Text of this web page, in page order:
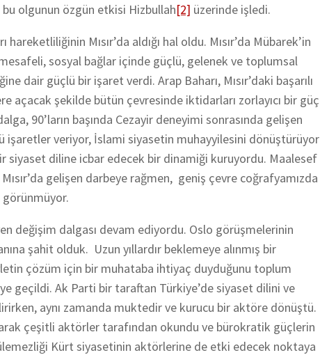
olgunun özgün etkisi Hizbullah[2] üzerinde işledi.
Mısır’da aldığı hal oldu. Mısır’da Mübarek’in
sosyal bağlar içinde güçlü, gelenek ve toplumsal
güçlü bir işaret verdi. Arap Baharı, Mısır’daki başarılı
açacak şekilde bütün çevresinde iktidarları zorlayıcı bir güç
90’ların başında Cezayir deneyimi sonrasında gelişen
işaretler veriyor, İslami siyasetin muhayyilesini dönüştürüyor
siyaset diline icbar edecek bir dinamiği kuruyordu. Maalesef
gelişen darbeye rağmen, geniş çevre coğrafyamızda
değişim dalgası devam ediyordu. Oslo görüşmelerinin
şahit olduk. Uzun yıllardır beklemeye alınmış bir
çözüm için bir muhataba ihtiyaç duyduğunu toplum
geçildi. Ak Parti bir taraftan Türkiye’de siyaset dilini ve
aynı zamanda muktedir ve kurucu bir aktöre dönüştü.
çeşitli aktörler tarafından okundu ve bürokratik güçlerin
Kürt siyasetinin aktörlerine de etki edecek noktaya